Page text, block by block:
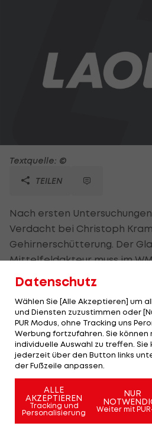
Textquelle: ©
TEILEN
Nach ersten
Verdacht bei Christoph
Gehirnerschütterung. Der
Mittelfeldakteur muss im
Spielminuten
ihn der argentinische
in der 16. Minute ungestüm
23-jährige DFB-Kicker rückte
der Partie in die Startelf, da
beim Aufwärmen eine
zugezogen hatte.
Mehr zum Thema
Datenschutz
Wählen Sie [Alle Akzeptieren] um
und Diensten zuzustimmen oder
PUR Modus, ohne Tracking uns
Werbung fortzufahren. Sie
individuelle Auswahl zu treffen. Sie
jederzeit über den Button links
der Fußzeile anpassen.
ALLE
AKZEPTIEREN
Tracking und
Personalisierung
NUR
Weiter mit